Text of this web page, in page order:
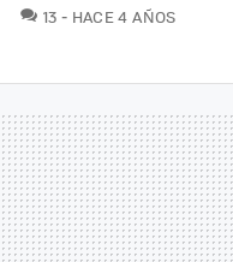
13 COMENTARIOS
HACE 4 AÑOS